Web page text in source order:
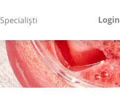
Specialiști Login